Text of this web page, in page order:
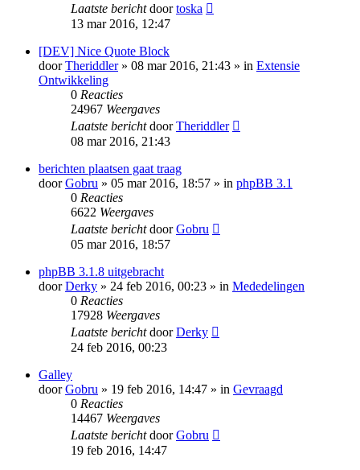
Laatste berichtdoortoska
13 mar 2016, 12:47
[DEV] Nice Quote Block
doorTheriddler» 08 mar 2016, 21:43 » in Extensie
Ontwikkeling
0 Reacties
24967 Weergaves
Laatste berichtdoorTheriddler
08 mar 2016, 21:43
berichten plaatsen gaat traag
doorGobru » 05 mar 2016, 18:57 » in phpBB 3.1
0 Reacties
6622 Weergaves
Laatste berichtdoorGobru
05 mar 2016, 18:57
phpBB 3.1.8 uitgebracht
doorDerky » 24 feb 2016, 00:23 » in Mededelingen
0 Reacties
17928 Weergaves
Laatste berichtdoorDerky
24 feb 2016, 00:23
Galley
doorGobru » 19 feb 2016, 14:47 » in Gevraagd
0 Reacties
14467 Weergaves
Laatste berichtdoorGobru
19 feb 2016, 14:47